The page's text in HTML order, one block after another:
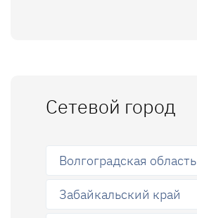
Сетевой город
Волгоградская область
Забайкальский край